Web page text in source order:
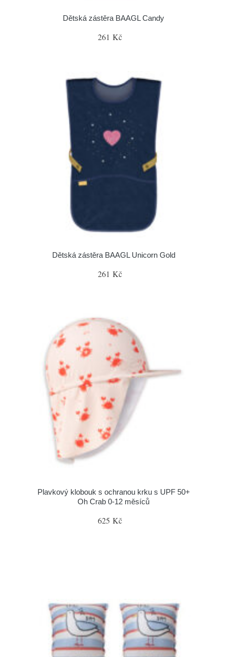
Dětská zástěra BAAGL Candy
261 Kč
Dětská zástěra BAAGL Unicorn Gold
261 Kč
Plavkový klobouk s ochranou krku s UPF 50+
Oh Crab 0-12 měsíců
625 Kč